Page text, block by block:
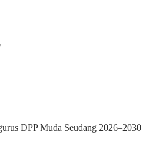
DPP Muda Seudang 2026–2030